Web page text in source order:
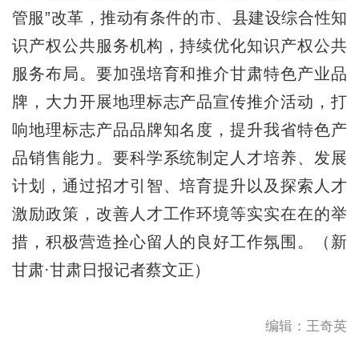
管服”改革，推动有条件的市、县建设综合性知
识产权公共服务机构，持续优化知识产权公共
服务布局。要加强培育和推介甘肃特色产业品
牌，大力开展地理标志产品宣传推介活动，打
响地理标志产品品牌知名度，提升我省特色产
品销售能力。要科学系统制定人才培养、发展
计划，通过招才引智、培育提升以及探索人才
激励政策，改善人才工作环境等实实在在的举
措，积极营造拴心留人的良好工作氛围。（新
甘肃·甘肃日报记者蔡文正）
编辑：王奇英